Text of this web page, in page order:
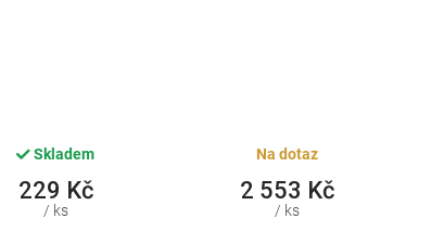
Skladem
229 Kč
/ ks
Na dotaz
2 553 Kč
/ ks